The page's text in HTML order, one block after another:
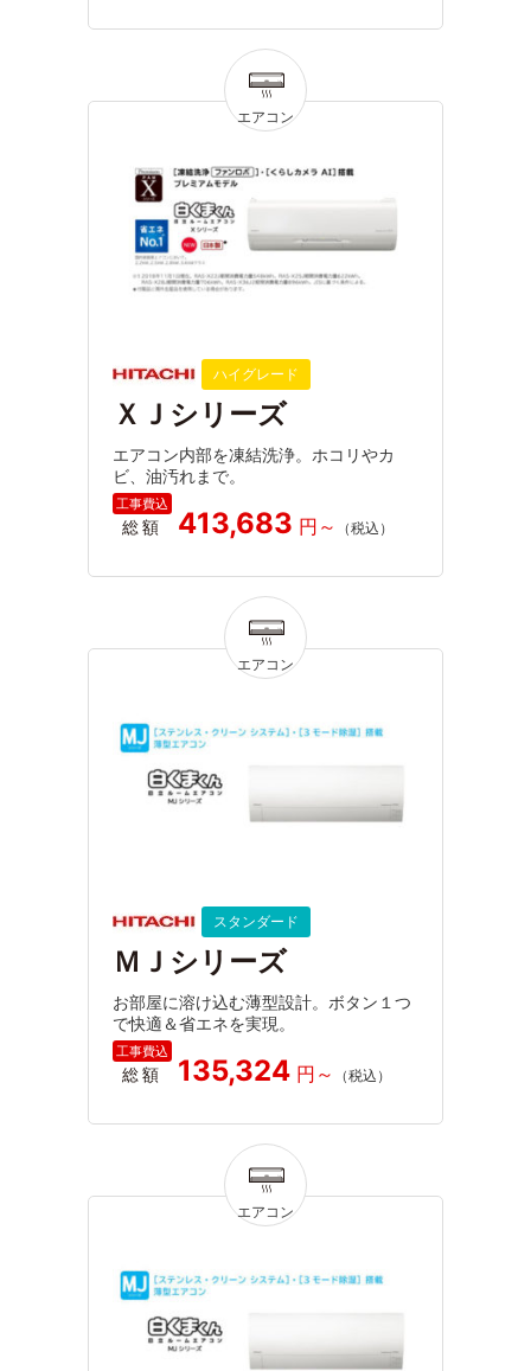
ハイグレード
ＸＪシリーズ
エアコン内部を凍結洗浄。ホコリやカ
ビ、油汚れまで。
総額 413,683
スタンダード
ＭＪシリーズ
お部屋に溶け込む薄型設計。ボタン１つ
で快適＆省エネを実現。
総額 135,324